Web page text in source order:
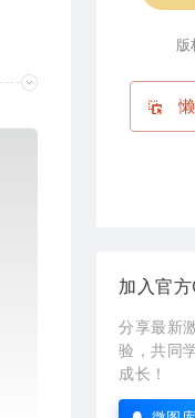
版
加入官
分享最新
验，共同
成长！